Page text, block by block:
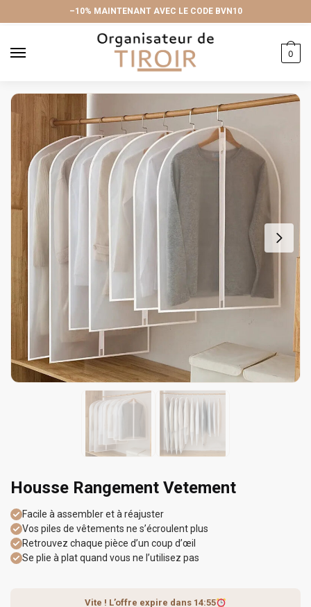
to
to
–10% MAINTENANT AVEC LE CODE BVN10
0
Housse Rangement Vetement
Facile à assembler et à réajuster
Vos piles de vêtements ne s’écroulent plus
Retrouvez chaque pièce d’un coup d’œil
Se plie à plat quand vous ne l’utilisez pas
Vite ! L’offre expire dans 14:55